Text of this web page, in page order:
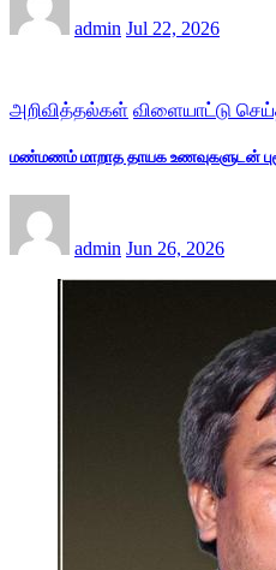
admin Jul 22, 2026
அறிவித்தல்கள் விளையாட்டு
மண்மணம் மாறாத தாயக உணவுகளுடன்
admin Jun 26, 2026